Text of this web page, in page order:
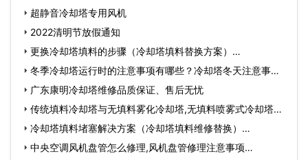
程…超静音冷却塔专用风机
2022清明节放假通知
更换冷却塔填料的步骤（冷却塔填料替换方案）…
冬季冷却塔运行时的注意事项有哪些？冷却塔冬天注意事
项…广东康明冷却塔维修品质保证、售后无忧
传统填料冷却塔与无填料雾化冷却塔,无填料喷雾式冷却塔缺
点…冷却塔填料堵塞解决方案（冷却塔填料维修替换）…
中央空调风机盘管怎么修理,风机盘管修理注意事项…